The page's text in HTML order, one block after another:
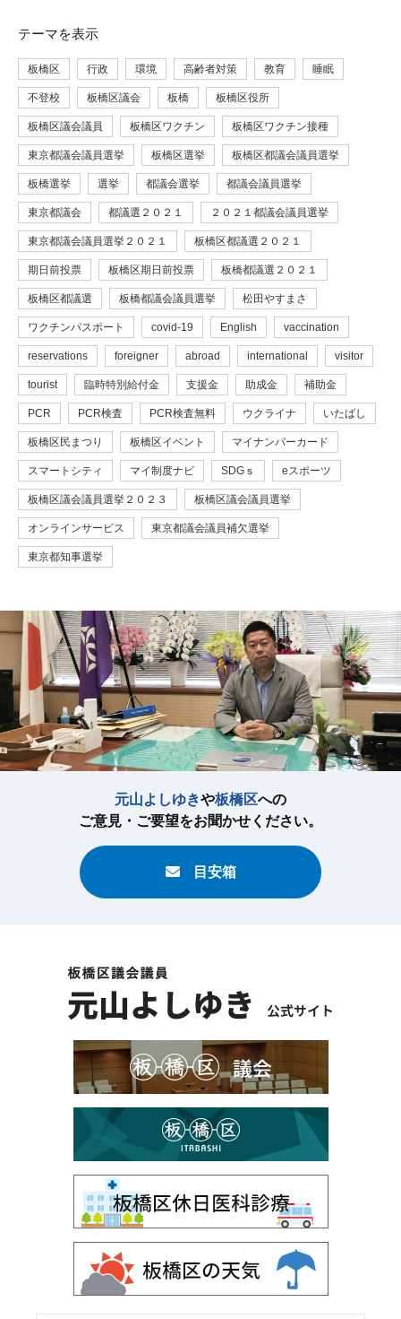
テーマを表示
板橋区 行政 環境 高齢者対策 教育 睡眠
不登校 板橋区議会 板橋 板橋区役所
板橋区議会議員 板橋区ワクチン 板橋区ワクチン接種
東京都議会議員選挙 板橋区選挙 板橋区都議会議員選挙
板橋選挙 選挙 都議会選挙 都議会議員選挙
東京都議会 都議選２０２１ ２０２１都議会議員選挙
東京都議会議員選挙２０２１ 板橋区都議選２０２１
期日前投票 板橋区期日前投票 板橋都議選２０２１
板橋区都議選 板橋都議会議員選挙 松田やすまさ
ワクチンパスポート covid-19 English vaccination
reservations foreigner abroad international visitor
tourist 臨時特別給付金 支援金 助成金 補助金
PCR PCR検査 PCR検査無料 ウクライナ いたばし
板橋区民まつり 板橋区イベント マイナンバーカード
スマートシティ マイ制度ナビ SDGｓ eスポーツ
板橋区議会議員選挙２０２３ 板橋区議会議員選挙
オンラインサービス 東京都議会議員補欠選挙
東京都知事選挙
元山よしゆきや板橋区への
ご意見・ご要望をお聞かせください。
目安箱